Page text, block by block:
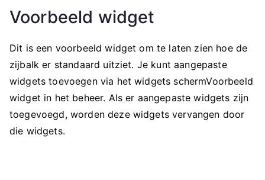
Voorbeeld widget
Dit is een voorbeeld widget om te laten zien hoe de
zijbalk er standaard uitziet. Je kunt aangepaste
widgets toevoegen via het widgets schermVoorbeeld
widget in het beheer. Als er aangepaste widgets zijn
toegevoegd, worden deze widgets vervangen door
die widgets.